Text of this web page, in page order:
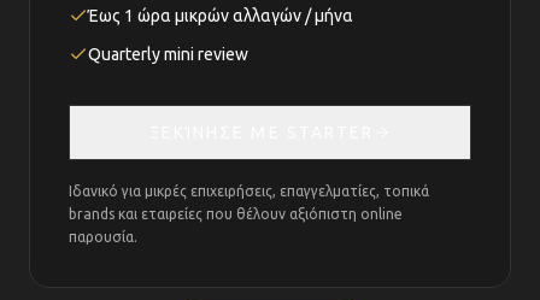
Έως 1 ώρα μικρών αλλαγών / μήνα
Quarterly mini review
Ιδανικό για μικρές επιχειρήσεις, επαγγελματίες, τοπικά
brands και εταιρείες που θέλουν αξιόπιστη online
παρουσία.